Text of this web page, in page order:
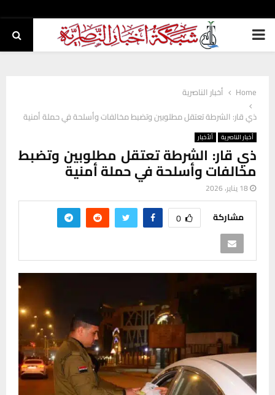
PRIMARY
Home
أخبار الناصرية
ذي قار: الشرطة تعتقل مطلوبين وتضبط مخالفات وأسلحة في حملة أمنية
أخبار الناصرية ألأخبار
ذي قار: الشرطة تعتقل مطلوبين وتضبط
مخالفات وأسلحة في حملة أمنية
18 يناير، 2026
مشاركة 0